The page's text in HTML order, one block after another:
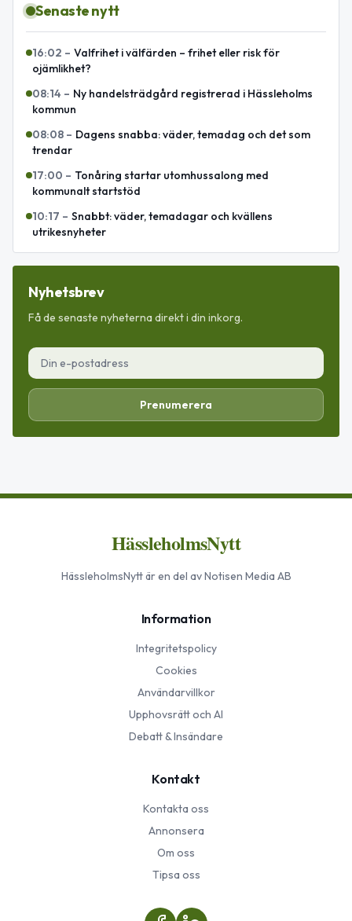
Senaste nytt
16:02 – Valfrihet i välfärden – frihet eller risk för
ojämlikhet?
08:14 – Ny handelsträdgård registrerad i Hässleholms
kommun
08:08 – Dagens snabba: väder, temadag och det som
trendar
17:00 – Tonåring startar utomhussalong med
kommunalt startstöd
10:17 – Snabbt: väder, temadagar och kvällens
utrikesnyheter
Nyhetsbrev
Få de senaste nyheterna direkt i din inkorg.
Prenumerera
HässleholmsNytt
HässleholmsNyttär en del av Notisen Media AB
Information
Integritetspolicy
Cookies
Användarvillkor
Upphovsrätt och AI
Debatt & Insändare
Kontakt
Kontakta oss
Annonsera
Om oss
Tipsa oss